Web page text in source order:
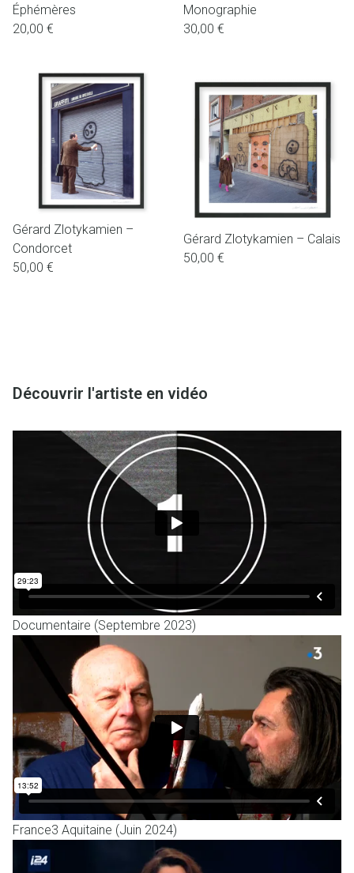
Éphémères
20,00 €
Monographie
30,00 €
Gérard Zlotykamien –
Condorcet
50,00 €
Gérard Zlotykamien – Calais
50,00 €
Découvrir l'artiste en vidéo
Documentaire (Septembre 2023)
France3 Aquitaine (Juin 2024)